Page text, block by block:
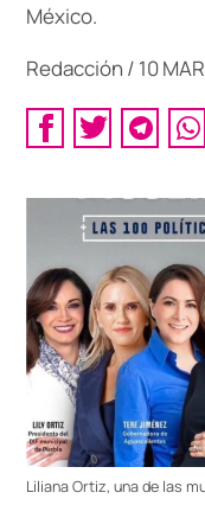
México.
Redacción / 10
Liliana Ortiz, una de las